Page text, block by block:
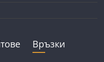
Връзки